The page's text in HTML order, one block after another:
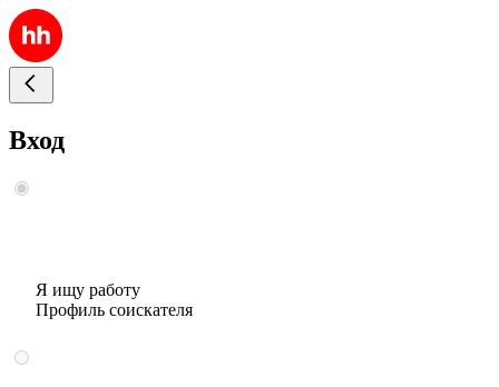
Вход
Я ищу работу
Профиль соискателя